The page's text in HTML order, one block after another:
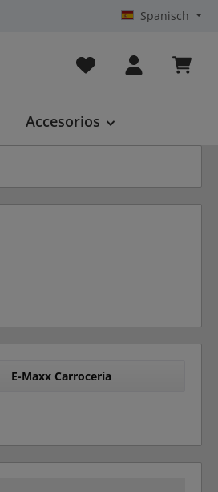
Spanisch
Tienes 0 artículos en
Accesorios
E-Maxx Carrocería